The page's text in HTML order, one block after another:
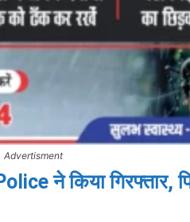
Advertisment
ने किया गिरफ्तार,